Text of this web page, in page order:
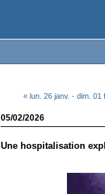
« lun. 26 janv. - dim. 01
05/02/2026
Une hospitalisation